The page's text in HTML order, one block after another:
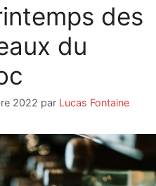
des
du
2022 par Lucas Fontaine